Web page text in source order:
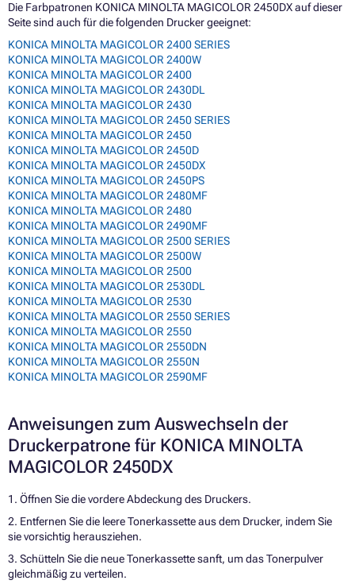
Die Farbpatronen KONICA MINOLTA MAGICOLOR 2450DX auf dieser
Seite sind auch für die folgenden Drucker geeignet:
KONICA MINOLTA MAGICOLOR 2400 SERIES
KONICA MINOLTA MAGICOLOR 2400W
KONICA MINOLTA MAGICOLOR 2400
KONICA MINOLTA MAGICOLOR 2430DL
KONICA MINOLTA MAGICOLOR 2430
KONICA MINOLTA MAGICOLOR 2450 SERIES
KONICA MINOLTA MAGICOLOR 2450
KONICA MINOLTA MAGICOLOR 2450D
KONICA MINOLTA MAGICOLOR 2450DX
KONICA MINOLTA MAGICOLOR 2450PS
KONICA MINOLTA MAGICOLOR 2480MF
KONICA MINOLTA MAGICOLOR 2480
KONICA MINOLTA MAGICOLOR 2490MF
KONICA MINOLTA MAGICOLOR 2500 SERIES
KONICA MINOLTA MAGICOLOR 2500W
KONICA MINOLTA MAGICOLOR 2500
KONICA MINOLTA MAGICOLOR 2530DL
KONICA MINOLTA MAGICOLOR 2530
KONICA MINOLTA MAGICOLOR 2550 SERIES
KONICA MINOLTA MAGICOLOR 2550
KONICA MINOLTA MAGICOLOR 2550DN
KONICA MINOLTA MAGICOLOR 2550N
KONICA MINOLTA MAGICOLOR 2590MF
Anweisungen zum Auswechseln der
Druckerpatrone für KONICA MINOLTA
MAGICOLOR 2450DX
1. Öffnen Sie die vordere Abdeckung des Druckers.
2. Entfernen Sie die leere Tonerkassette aus dem Drucker, indem Sie
sie vorsichtig herausziehen.
3. Schütteln Sie die neue Tonerkassette sanft, um das Tonerpulver
gleichmäßig zu verteilen.